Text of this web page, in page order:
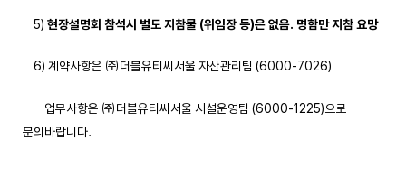
5) 현장설명회 참석시 별도 지참물 (위임장 등)은 없음. 명함만 지참 요망
6) 계약사항은 ㈜더블유티씨서울 자산관리팀 (6000-7026)
업무사항은 ㈜더블유티씨서울 시설운영팀 (6000-1225)으로
문의바랍니다.